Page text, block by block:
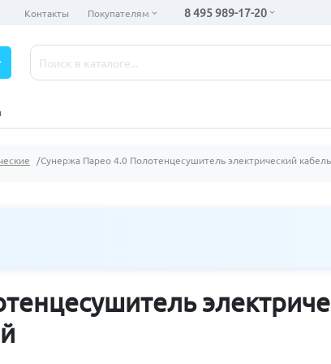
Контакты Покупателям 8 495 989-17-20
Сунержа Парео 4.0 Полотенцесушитель электрический